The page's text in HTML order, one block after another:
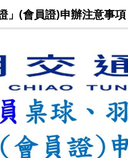
」(會員證)申辦注意事項